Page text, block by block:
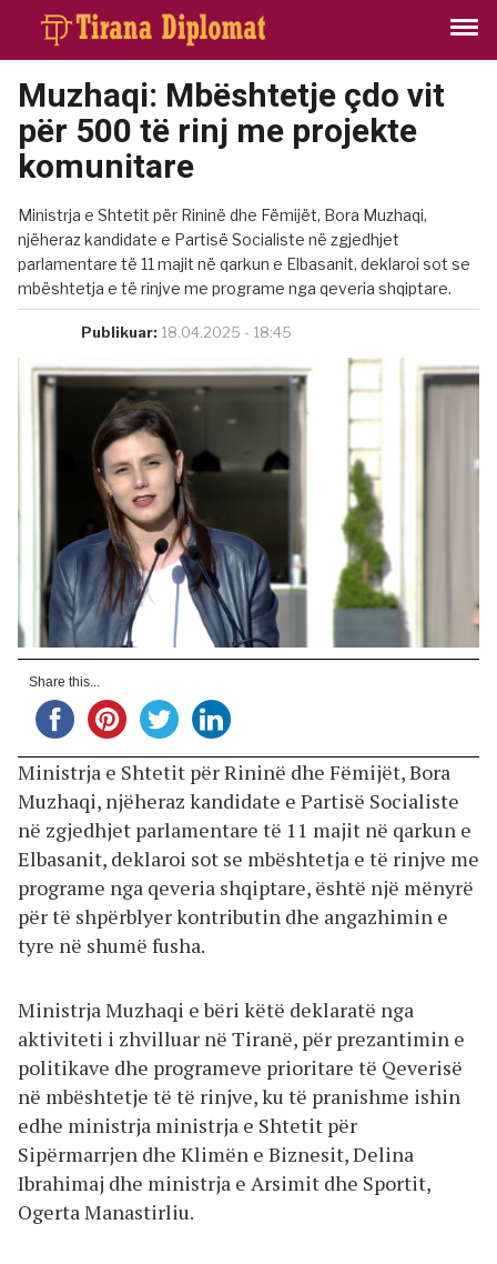
Muzhaqi: Mbështetje çdo vit
për 500 të rinj me projekte
komunitare
Ministrja e Shtetit për Rininë dhe Fëmijët, Bora Muzhaqi,
njëheraz kandidate e Partisë Socialiste në zgjedhjet
parlamentare të 11 majit në qarkun e Elbasanit, deklaroi sot se
mbështetja e të rinjve me programe nga qeveria shqiptare.
Publikuar: 18.04.2025 - 18:45
Share this...
Ministrja e Shtetit për Rininë dhe Fëmijët, Bora
Muzhaqi, njëheraz kandidate e Partisë Socialiste
në zgjedhjet parlamentare të 11 majit në qarkun e
Elbasanit, deklaroi sot se mbështetja e të rinjve me
programe nga qeveria shqiptare, është një mënyrë
për të shpërblyer kontributin dhe angazhimin e
tyre në shumë fusha.
Ministrja Muzhaqi e bëri këtë deklaratë nga
aktiviteti i zhvilluar në Tiranë, për prezantimin e
politikave dhe programeve prioritare të Qeverisë
në mbështetje të të rinjve, ku të pranishme ishin
edhe ministrja ministrja e Shtetit për
Sipërmarrjen dhe Klimën e Biznesit, Delina
Ibrahimaj dhe ministrja e Arsimit dhe Sportit,
Ogerta Manastirliu.